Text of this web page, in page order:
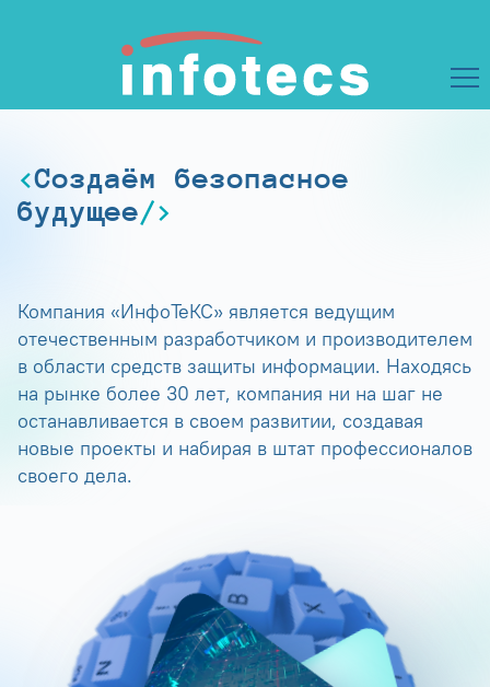
Создаём безопасное
будущее
Компания «ИнфоТеКС» является ведущим
отечественным разработчиком и производителем
в области средств защиты информации. Находясь
на рынке более 30 лет, компания ни на шаг не
останавливается в своем развитии, создавая
новые проекты и набирая в штат профессионалов
своего дела.